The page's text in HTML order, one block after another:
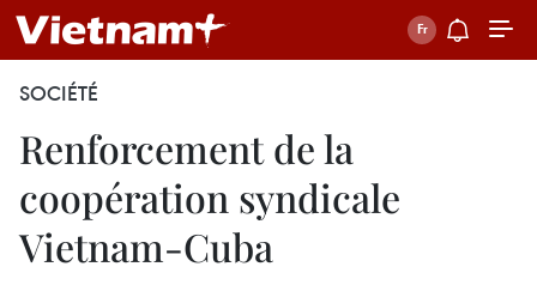
SOCIÉTÉ
Renforcement de la
coopération syndicale
Vietnam-Cuba